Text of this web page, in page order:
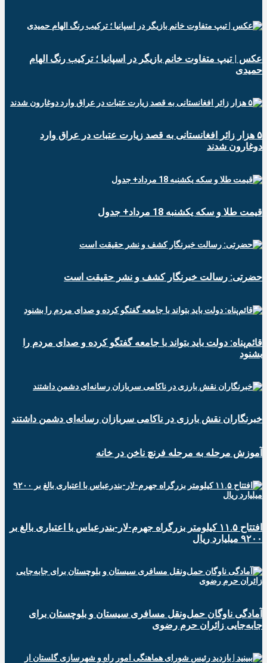
عکس | تیپ متفاوت خانم بازیگر در اسپانیا ؛ ترکیب رنگ الهام
حمیدی
۵ هزار زائر افغانستانی به قصد زیارت عتبات در عراق وارد
دوغارون شدند
قیمت طلا و سکه یکشنبه 18 مرداد+ جدول
حضرتی: رسالت خبرنگار کشف و نشر حقیقت است
قائم‌پناه: دولت باید بتواند با جامعه گفتگو کرده و صدای مردم را
بشنود
خبرنگاران نقش بارزی در ناکامی سربازان رسانه‌ای دشمن داشتند
آموزش مرحله به مرحله فرنچ ناخن در خانه
افتتاح ۱۱.۵ کیلومتر بزرگراه جهرم-لار-بندرعباس با اعتباری بالغ بر
۹۲۰۰ میلیارد ریال
آمادگی ناوگان حمل‌ونقل مسافری سیستان و بلوچستان برای
جابه‌جایی زائران حرم رضوی